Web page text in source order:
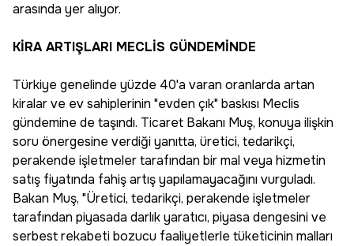
arasında yer alıyor.
KİRA ARTIŞLARI MECLİS GÜNDEMİNDE
Türkiye genelinde yüzde 40'a varan oranlarda artan
kiralar ve ev sahiplerinin "evden çık" baskısı Meclis
gündemine de taşındı. Ticaret Bakanı Muş, konuya ilişkin
soru önergesine verdiği yanıtta, üretici, tedarikçi,
perakende işletmeler tarafından bir mal veya hizmetin
satış fiyatında fahiş artış yapılamayacağını vurguladı.
Bakan Muş, "Üretici, tedarikçi, perakende işletmeler
tarafından piyasada darlık yaratıcı, piyasa dengesini ve
serbest rekabeti bozucu faaliyetlerle tüketicinin malları